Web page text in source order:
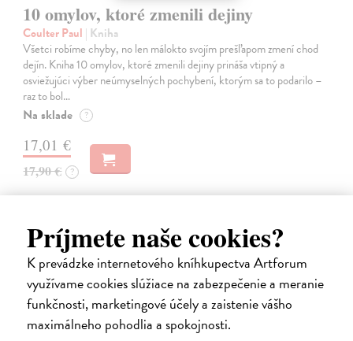
Príjmete naše cookies?
K prevádzke internetového kníhkupectva Artforum
využívame cookies slúžiace na zabezpečenie a meranie
funkčnosti, marketingové účely a zaistenie vášho
maximálneho pohodlia a spokojnosti.
10 omylov, ktoré zmenili dejiny
Coulter Paul | Kniha
Všetci robíme chyby, no len málokto svojím prešľapom zmení chod
dejín. Kniha 10 omylov, ktoré zmenili dejiny prináša vtipný a
osviežujúci výber neúmyselných pochybení, ktorým sa to podarilo –
raz to bol…
Na sklade ?
17,01 €
17,90 € ?
predpredaj